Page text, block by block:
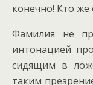
конечно! Кто же
Фамилия не
интонацией
сидящим в
таким